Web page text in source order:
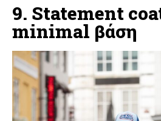
9. Statement
minimal βάση